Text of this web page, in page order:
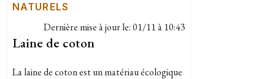
NATURELS
Dernière mise à jour le:01/11 à 10:43
Laine de coton
La laine de coton est un matériau écologique